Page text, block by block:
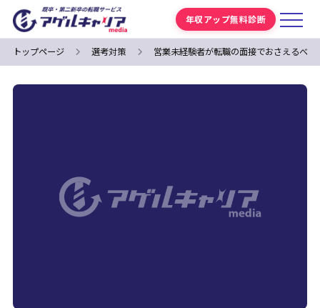
年収アップ無料診断
トップページ 選考対策 営業未経験者が転職の面接でおさえるべ